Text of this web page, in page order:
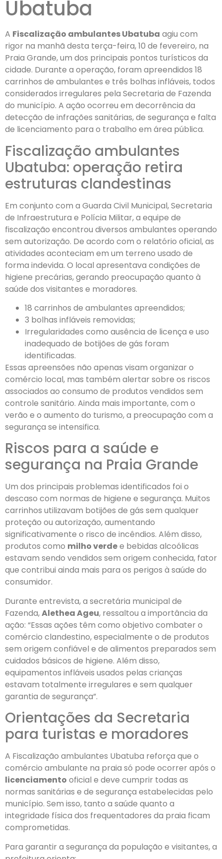
Ubatuba
A Fiscalização ambulantes Ubatuba agiu com
rigor na manhã desta terça-feira, 10 de fevereiro, na
Praia Grande, um dos principais pontos turísticos da
cidade. Durante a operação, foram apreendidos 18
carrinhos de ambulantes e três bolhas infláveis, todos
considerados irregulares pela Secretaria de Fazenda
do município. A ação ocorreu em decorrência da
detecção de infrações sanitárias, de segurança e falta
de licenciamento para o trabalho em área pública.
Fiscalização ambulantes
Ubatuba: operação retira
estruturas clandestinas
Em conjunto com a Guarda Civil Municipal, Secretaria
de Infraestrutura e Polícia Militar, a equipe de
fiscalização encontrou diversos ambulantes operando
sem autorização. De acordo com o relatório oficial, as
atividades aconteciam em um terreno usado de
forma indevida. O local apresentava condições de
higiene precárias, gerando preocupação quanto à
saúde dos visitantes e moradores.
18 carrinhos de ambulantes apreendidos;
3 bolhas infláveis removidas;
Irregularidades como ausência de licença e uso
inadequado de botijões de gás foram
identificadas.
Essas apreensões não apenas visam organizar o
comércio local, mas também alertar sobre os riscos
associados ao consumo de produtos vendidos sem
controle sanitário. Ainda mais importante, com o
verão e o aumento do turismo, a preocupação com a
segurança se intensifica.
Riscos para a saúde e
segurança na Praia Grande
Um dos principais problemas identificados foi o
descaso com normas de higiene e segurança. Muitos
carrinhos utilizavam botijões de gás sem qualquer
proteção ou autorização, aumentando
significativamente o risco de incêndios. Além disso,
produtos como milho verdee bebidas alcoólicas
estavam sendo vendidos sem origem conhecida, fator
que contribui ainda mais para os perigos à saúde do
consumidor.
Durante entrevista, a secretária municipal de
Fazenda,Alethea Ageu, ressaltou a importância da
ação: “Essas ações têm como objetivo combater o
comércio clandestino, especialmente o de produtos
sem origem confiável e de alimentos preparados sem
cuidados básicos de higiene. Além disso,
equipamentos infláveis usados pelas crianças
estavam totalmente irregulares e sem qualquer
garantia de segurança”.
Orientações da Secretaria
para turistas e moradores
A Fiscalização ambulantes Ubatuba reforça que o
comércio ambulante na praia só pode ocorrer após o
licenciamento oficial e deve cumprir todas as
normas sanitárias e de segurança estabelecidas pelo
município. Sem isso, tanto a saúde quanto a
integridade física dos frequentadores da praia ficam
comprometidas.
Para garantir a segurança da população e visitantes, a